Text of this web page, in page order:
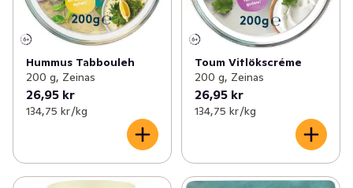
Hummus Tabbouleh
200 g, Zeinas
26,95 kr
134,75 kr /kg
Toum Vitlökscréme
200 g, Zeinas
26,95 kr
134,75 kr /kg